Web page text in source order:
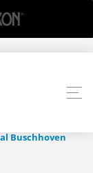
Buschhoven